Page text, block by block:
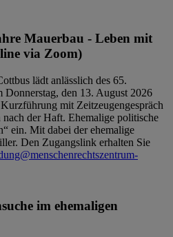
Mauerbau - Leben mit
via Zoom)
lädt anlässlich des 65.
Donnerstag, den 13. August 2026
mit Zeitzeugengespräch
der Haft. Ehemalige politische
ein. Mit dabei der ehemalige
Den Zugangslink erhalten Sie
im ehemaligen